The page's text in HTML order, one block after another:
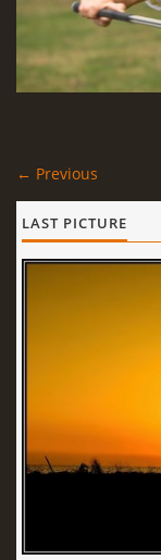
← Previous
LAST PICTURE